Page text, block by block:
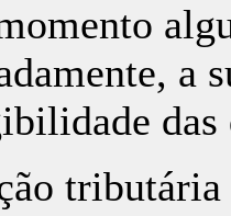
a
das
tributária